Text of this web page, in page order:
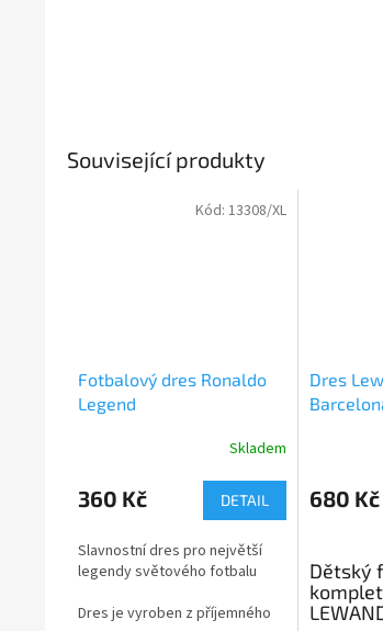
Související produkty
Fotbalový dres Ronaldo
Legend
produktu
je
z
5
Skladem
360 Kč DETAIL
Slavnostní dres pro největší
legendy světového fotbalu
Dres je vyroben z příjemného
Kód: 13308/XL
Dres
produktu
je
5
hvězdiček.
680 Kč
Dětský